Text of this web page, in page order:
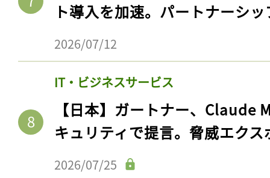
ト導入を加速。パートナーシ
2026/07/12
IT・ビジネスサービス
【日本】ガートナー、Claude
キュリティで提言。脅威エク
2026/07/25